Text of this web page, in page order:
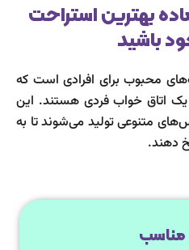
بهترین استراحت
باشید
محبوب برای افرادی است که
یک اتاق خواب فردی هستند. این
متنوعی تولید می‌شوند تا به
دهند.
مناسب